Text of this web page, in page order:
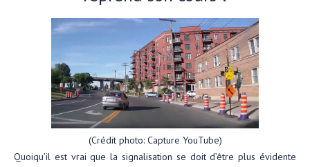
(Crédit photo: Capture YouTube)
Quoiqu’il est vrai que la signalisation se doit d’être plus évidente